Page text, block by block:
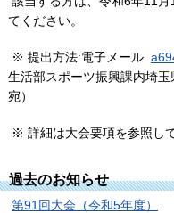
てください。
※ 提出方法:電子メール
生活部スポーツ振興課内埼
宛）
※ 詳細は大会要項を参照し
過去のお知らせ
第91回大会（令和5年度）